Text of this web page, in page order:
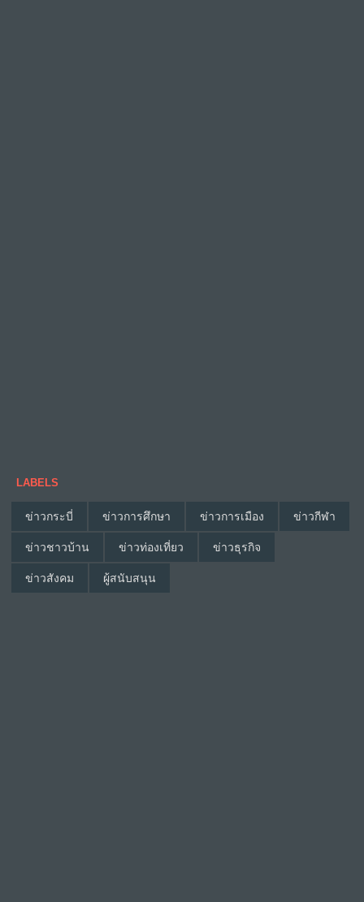
LABELS
ข่าวกระบี่ ข่าวการศึกษา ข่าวการเมือง ข่าวกีฬา
ข่าวชาวบ้าน ข่าวท่องเที่ยว ข่าวธุรกิจ
ข่าวสังคม ผู้สนับสนุน